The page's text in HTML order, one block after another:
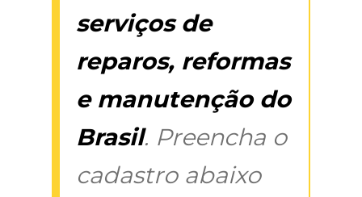
serviços de
reparos, reformas
e manutenção do
Brasil. Preencha o
cadastro abaixo